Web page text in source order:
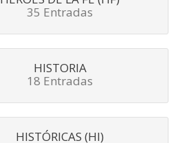
35 Entradas
HISTORIA
18 Entradas
HISTÓRICAS (HI)